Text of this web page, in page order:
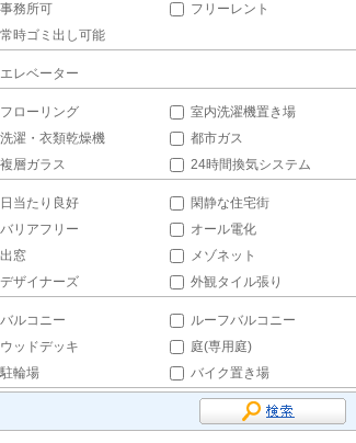
事務所可
フリーレント
常時ゴミ出し可能
エレベーター
フローリング 室内洗濯機置き場
洗濯・衣類乾燥機
都市ガス
複層ガラス
24時間換気システム
日当たり良好 閑静な住宅街
バリアフリー
オール電化
出窓
メゾネット
デザイナーズ
外観タイル張り
バルコニー ルーフバルコニー
ウッドデッキ
庭(専用庭)
駐輪場
バイク置き場